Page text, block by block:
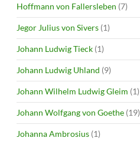
Hoffmann von Fallersleben (7)
Jegor Julius von Sivers (1)
Johann Ludwig Tieck (1)
Johann Ludwig Uhland (9)
Johann Wilhelm Ludwig Gleim (1)
Johann Wolfgang von Goethe (19)
Johanna Ambrosius (1)